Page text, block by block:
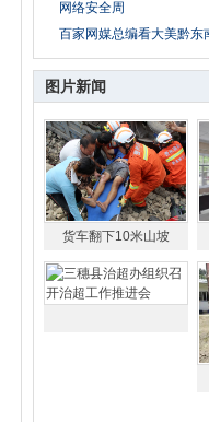
网络安全周
百家网媒总编看大美黔东
图片新闻
货车翻下10米山坡